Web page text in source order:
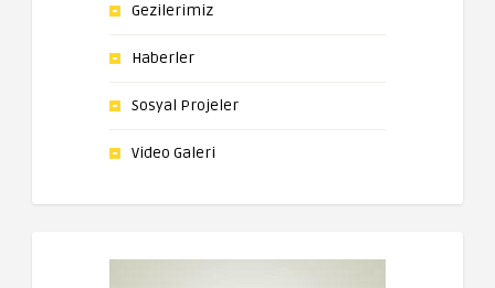
Gezilerimiz
Haberler
Sosyal Projeler
Video Galeri